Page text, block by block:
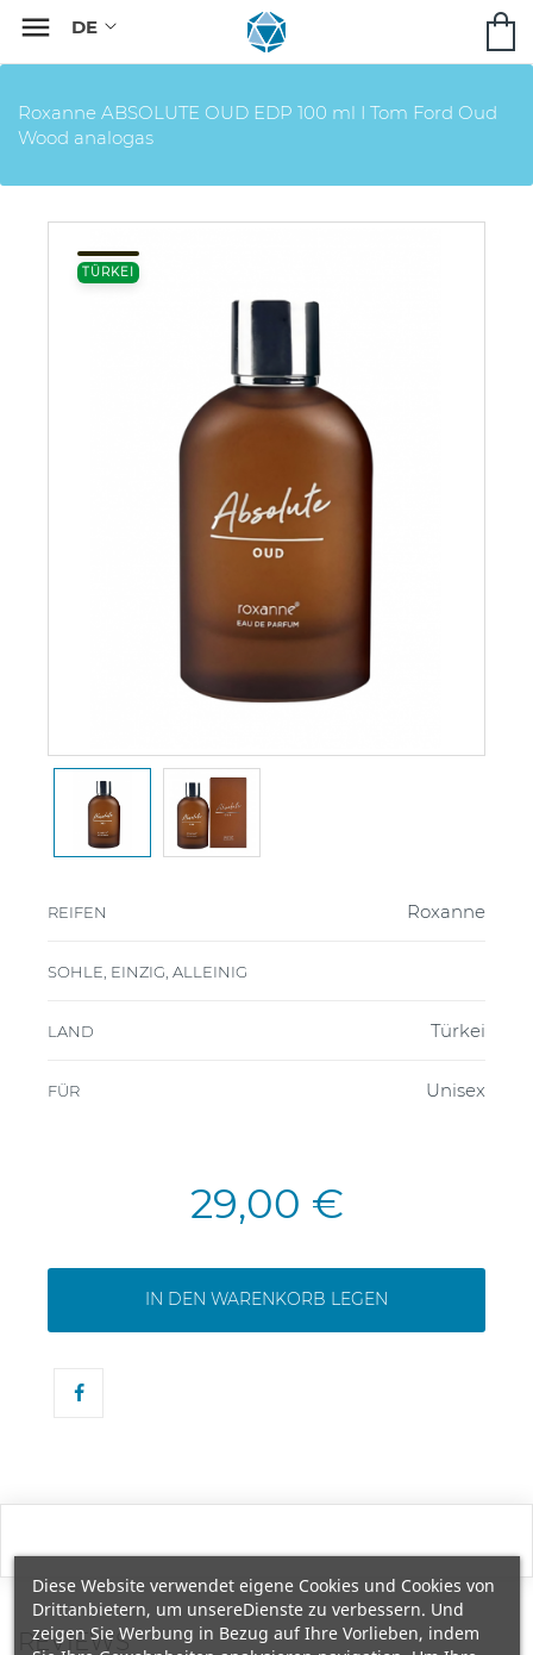

Roxanne ABSOLUTE OUD EDP 100 ml I Tom Ford Oud
Wood analogas
TÜRKEI
REIFEN Roxanne
SOHLE, EINZIG, ALLEINIG
LAND Türkei
FÜR Unisex
29,00 €
IN DEN WARENKORB LEGEN
REVIEWS
Diese Website verwendet eigene Cookies und Cookies von
Drittanbietern, um unsereDienste zu verbessern. Und
zeigen Sie Werbung in Bezug auf Ihre Vorlieben, indem